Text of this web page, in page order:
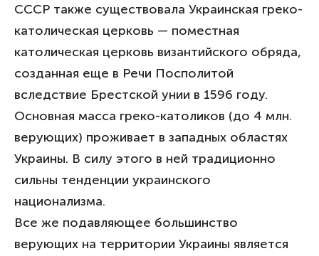
СССР также существовала Украинская греко-
католическая церковь — поместная
католическая церковь византийского обряда,
созданная еще в Речи Посполитой
вследствие Брестской унии в 1596 году.
Основная масса греко-католиков (до 4 млн.
верующих) проживает в западных областях
Украины. В силу этого в ней традиционно
сильны тенденции украинского
национализма.
Все же подавляющее большинство
верующих на территории Украины является